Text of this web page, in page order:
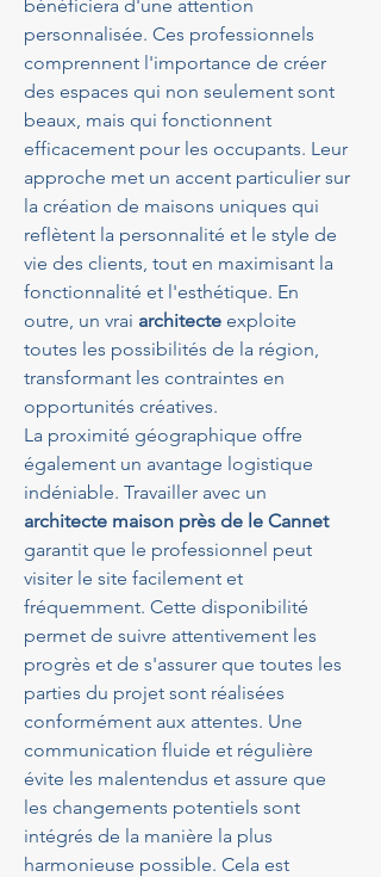
bénéficiera d'une attention
personnalisée. Ces professionnels
comprennent l'importance de créer
des espaces qui non seulement sont
beaux, mais qui fonctionnent
efficacement pour les occupants. Leur
approche met un accent particulier sur
la création de maisons uniques qui
reflètent la personnalité et le style de
vie des clients, tout en maximisant la
fonctionnalité et l'esthétique. En
outre, un vrai architecte exploite
toutes les possibilités de la région,
transformant les contraintes en
opportunités créatives.
La proximité géographique offre
également un avantage logistique
indéniable. Travailler avec un
architecte maison près de le Cannet
garantit que le professionnel peut
visiter le site facilement et
fréquemment. Cette disponibilité
permet de suivre attentivement les
progrès et de s'assurer que toutes les
parties du projet sont réalisées
conformément aux attentes. Une
communication fluide et régulière
évite les malentendus et assure que
les changements potentiels sont
intégrés de la manière la plus
harmonieuse possible. Cela est